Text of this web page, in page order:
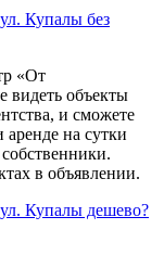
Купалы без
«От
видеть объекты
и сможете
на сутки
в объявлении.
Купалы дешево?